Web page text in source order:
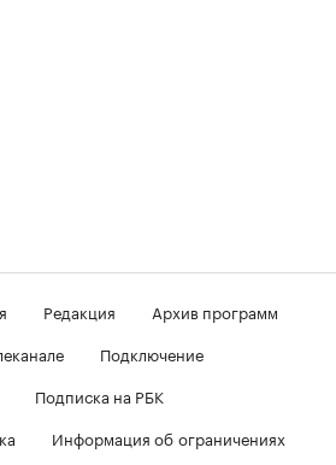
Редакция
Архив программ
Подключение
Подписка на РБК
Информация об ограничениях